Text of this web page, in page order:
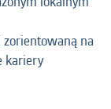
na
kariery